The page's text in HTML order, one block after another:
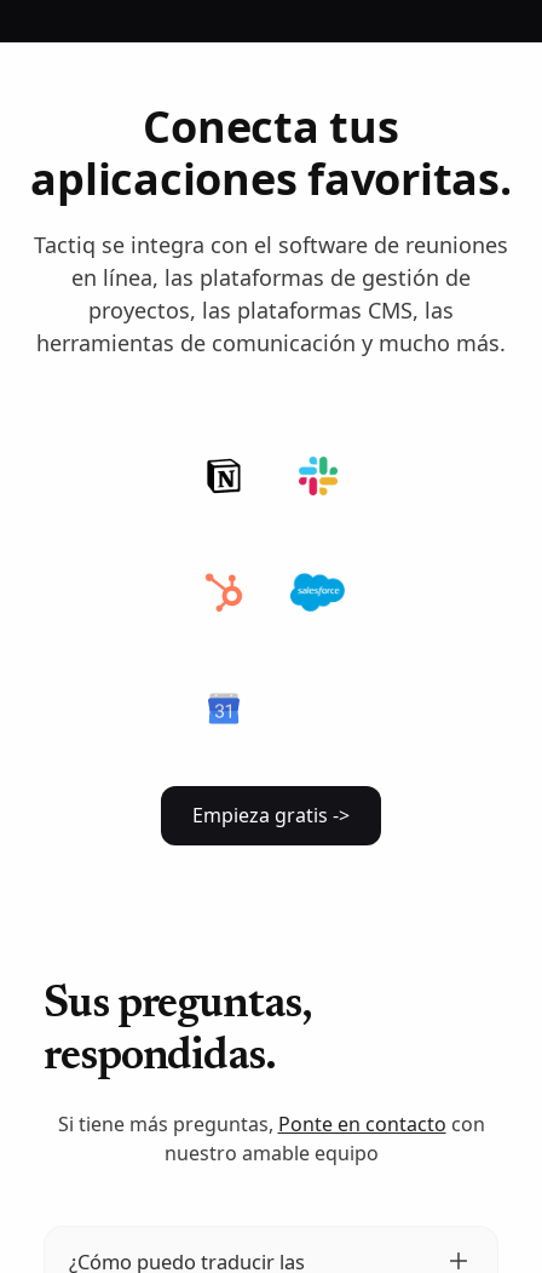
Conecta tus
aplicaciones favoritas.
Tactiq se integra con el software de reuniones
en línea, las plataformas de gestión de
proyectos, las plataformas CMS, las
herramientas de comunicación y mucho más.
Empieza gratis ->
Sus preguntas,
respondidas.
Si tiene más preguntas, Ponte en contacto con
nuestro amable equipo
¿Cómo puedo traducir las